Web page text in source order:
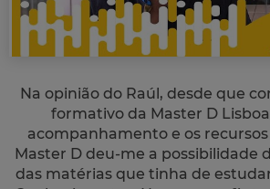
Na opinião do Raúl, desde que
formativo da Master D
acompanhamento e os recursos
Master D deu-me a possibilidade
das matérias que tinha de